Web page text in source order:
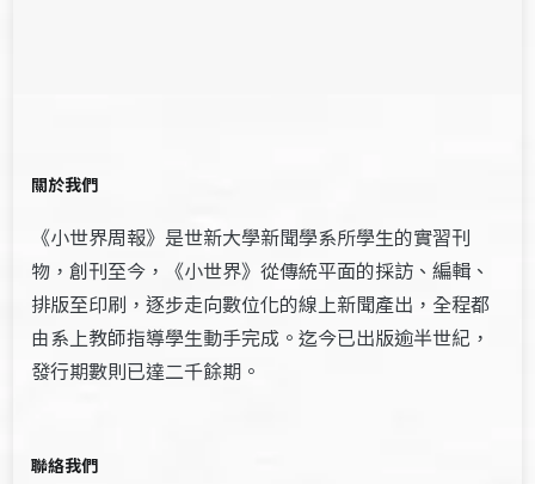
關於我們
《小世界周報》是世新大學新聞學系所學生的實習刊
物，創刊至今，《小世界》從傳統平面的採訪、編輯、
排版至印刷，逐步走向數位化的線上新聞產出，全程都
由系上教師指導學生動手完成。迄今已出版逾半世紀，
發行期數則已達二千餘期。
聯絡我們